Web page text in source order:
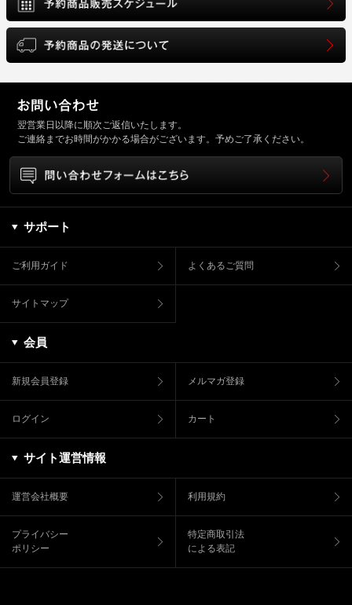
翌営業日以降に順次ご返信いたします。
ご連絡までお時間がかかる場合がございます。予めご了承ください。
サポート
ご利用ガイド よくあるご質問
サイトマップ
会員
新規会員登録 メルマガ登録
ログイン カート
サイト運営情報
運営会社概要 利用規約
プライバシー
ポリシー
特定商取引法
による表記